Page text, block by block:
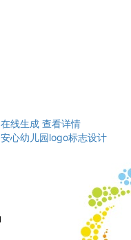
在线生成 查看详情
安心幼儿园logo标志设计